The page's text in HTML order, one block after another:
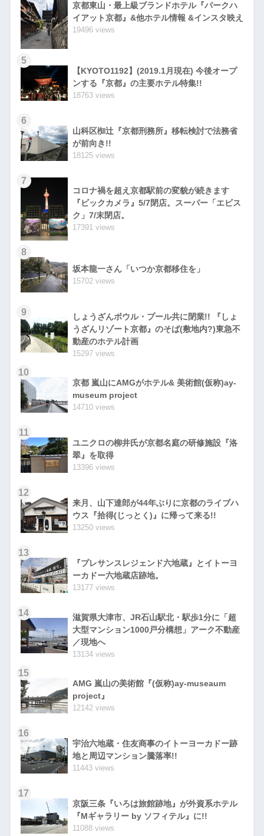
京都東山・最上級ブランドホテル『パークハ
イアット京都』&他ホテル情報 &インスタ映え
19496 views
5
【KYOTO1192】(2019.1月現在) 今後オープ
ンする『京都』の主要ホテル特集!!
18763 views
6
山科区椥辻『京都刑務所』移転検討で法務省
が前向き!!
18125 views
7
コロナ禍を超え京都駅前の変貌が続きます
『ビックカメラ』5/7閉店。スーパー「エビス
ク」7/末閉店。
17391 views
8
坂本龍一さん「いつか京都移住を」
15702 views
9
しょうざんボウル・プール共に閉業!! 『しょ
うざんリゾート京都』のそば(敷地内?)東急不
動産のホテル計画
15297 views
10
京都 嵐山にAMGがホテル& 美術館(仮称)ay-
museum project
14710 views
11
ユニクロの柳井氏が京都名庭の研修施設『洛
翠』を取得
13396 views
12
来月、山下達郎が44年ぶりに京都のライブハ
ウス『拾得(じっとく)』に帰って来る!!
13250 views
13
『プレサンスレジェンド六地蔵』とイトーヨ
ーカドー六地蔵店跡地。
13177 views
14
滋賀県大津市、JR石山駅北・駅歩1分に「超
大型マンション1000戸分構想」アーク不動産
／現地へ
13134 views
15
AMG 嵐山の美術館『(仮称)ay-museaum
project』
12142 views
16
宇治六地蔵・住友商事のイトーヨーカドー跡
地と周辺マンション騰落率!!
11443 views
17
京阪三条『いろは旅館跡地』が外資系ホテル
『Mギャラリー by ソフィテル』に!!
11088 views